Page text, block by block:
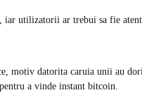
utilizatorii ar trebui sa fie
motiv datorita caruia unii au
a vinde instant bitcoin.